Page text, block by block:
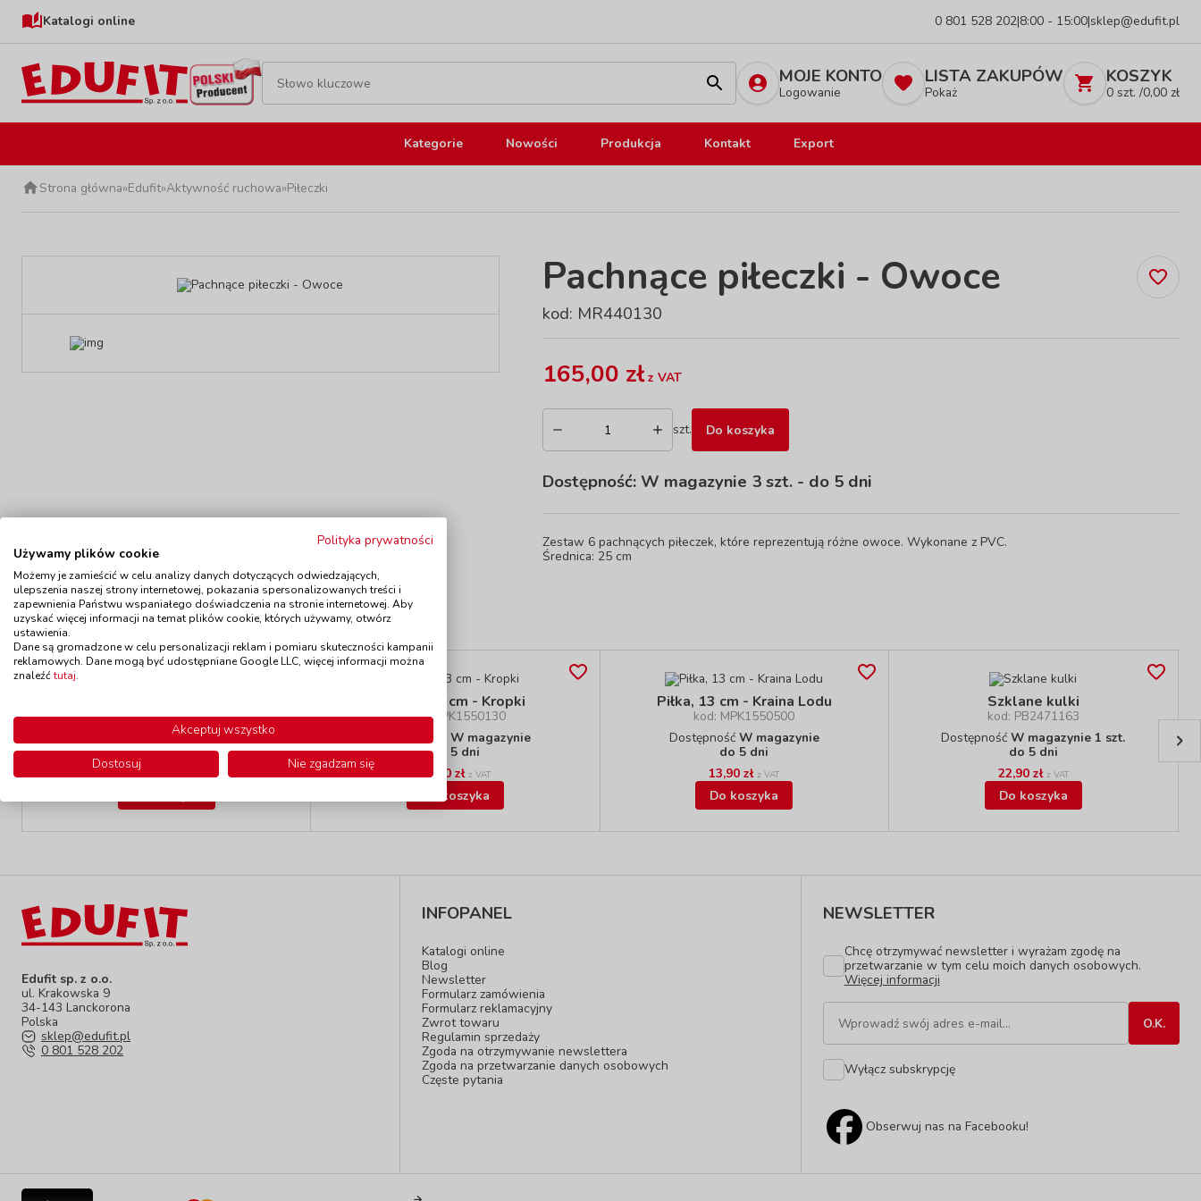
Katalogi online 0 801 528 202|8:00 - 15:00|sklep@edufit.pl
MOJE KONTO
Logowanie
LISTA ZAKUPÓW
Pokaż
KOSZYK
0 szt. /0,00 zł
Kategorie Nowości Produkcja Kontakt Export
Strona główna»Edufit»Aktywność ruchowa»Piłeczki
Pachnące piłeczki - Owoce
kod: MR440130
165,00 złz VAT
szt. Do koszyka
Dostępność: W magazynie 3 szt.- do 5 dni
Zestaw 6 pachnących piłeczek, które reprezentują różne owoce. Wykonane z PVC.
Średnica: 25 cm
Polecamy
kod: MR570600
W magazynie 2 szt.
do 5 dni
109,00 zł z VAT
Piłka, 13 cm - Kropki
kod: MPK1550130
Dostępność W magazynie
do 5 dni
14,90 zł z VAT
Do koszyka
Piłka, 13 cm - Kraina Lodu
kod: MPK1550500
Dostępność W magazynie
do 5 dni
13,90 zł z VAT
Do koszyka
Szklane kulki
kod: PB2471163
DostępnośćW magazynie 1 szt.
do 5 dni
22,90 zł z VAT
Do koszyka
Edufit sp. z o.o.
ul. Krakowska 9
34-143 Lanckorona
Polska
sklep@edufit.pl
0 801 528 202
INFOPANEL
Katalogi online
Blog
Newsletter
Formularz zamówienia
Formularz reklamacyjny
Zwrot towaru
Regulamin sprzedaży
Zgoda na otrzymywanie newslettera
Zgoda na przetwarzanie danych osobowych
Częste pytania
NEWSLETTER
Chcę otrzymywać newsletter i wyrażam zgodę na
przetwarzanie w tym celu moich danych osobowych.
Więcej informacji
Wyłącz subskrypcję
Obserwuj nas na Facebooku!
Polityka prywatności
Używamy plików cookie
Możemy je zamieścić w celu analizy danych dotyczących odwiedzających,
ulepszenia naszej strony internetowej, pokazania spersonalizowanych treści i
zapewnienia Państwu wspaniałego doświadczenia na stronie internetowej. Aby
uzyskać więcej informacji na temat plików cookie, których używamy, otwórz
ustawienia.
Dane są gromadzone w celu personalizacji reklam i pomiaru skuteczności kampanii
reklamowych. Dane mogą być udostępniane Google LLC, więcej informacji można
znaleźćtutaj.
Akceptuj wszystko
Dostosuj
Nie zgadzam się